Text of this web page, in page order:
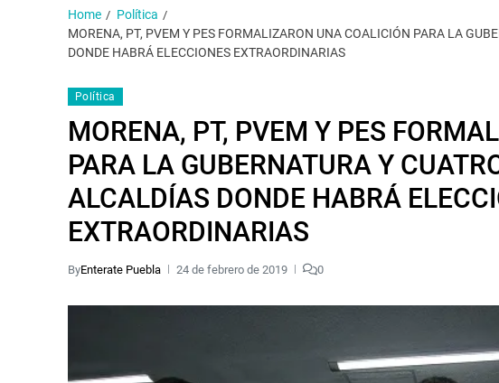
Home
Política
MORENA, PT, PVEM Y PES FORMALIZARON UNA COALICIÓN PARA LA
DONDE HABRÁ ELECCIONES EXTRAORDINARIAS
Política
MORENA, PT, PVEM Y PES
PARA LA GUBERNATURA Y
ALCALDÍAS DONDE HABRÁ
EXTRAORDINARIAS
ByEnterate Puebla 24 de febrero de 2019 0